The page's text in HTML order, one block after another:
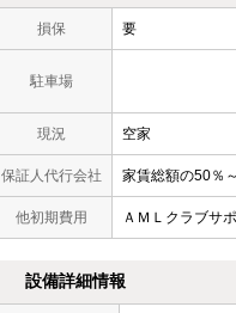
損保 要
駐車場
現況 空家
保証人代行会社 家賃総額の50％～
他初期費用 ＡＭＬクラブサ
設備詳細情報